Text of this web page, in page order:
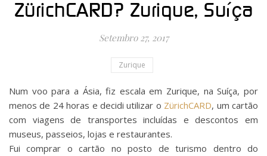
ZürichCARD? Zurique, Suíça
Setembro 27, 2017
Zurique
Num voo para a Ásia, fiz escala em Zurique, na Suíça, por
menos de 24 horas e decidi utilizar o ZürichCARD, um cartão
com viagens de transportes incluídas e descontos em
museus, passeios, lojas e restaurantes.
Fui comprar o cartão no posto de turismo dentro do